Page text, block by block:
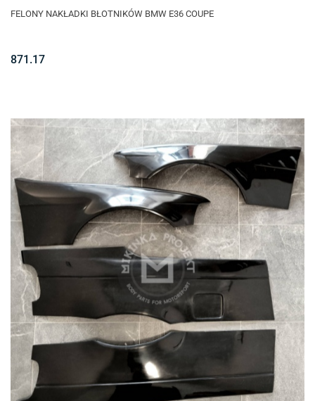
FELONY NAKŁADKI BŁOTNIKÓW BMW E36 COUPE
871.17